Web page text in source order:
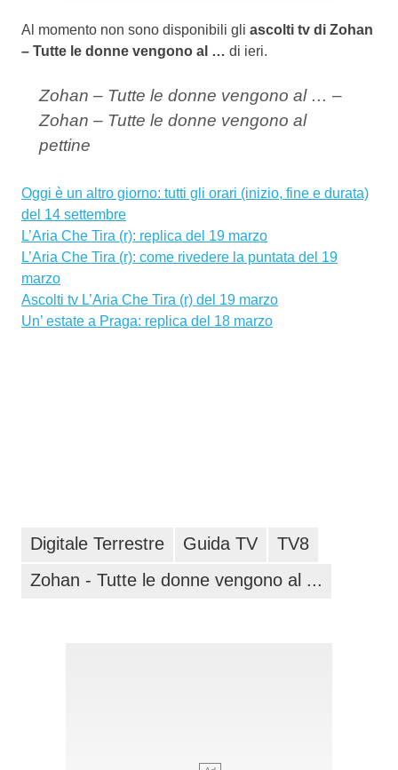
Al momento non sono disponibili gli ascolti tv di Zohan
– Tutte le donne vengono al … di ieri.
Zohan – Tutte le donne vengono al … –
Zohan – Tutte le donne vengono al
pettine
Oggi è un altro giorno: tutti gli orari (inizio, fine e durata)
del 14 settembre
L’Aria Che Tira (r): replica del 19 marzo
L’Aria Che Tira (r): come rivedere la puntata del 19
marzo
Ascolti tv L’Aria Che Tira (r) del 19 marzo
Un’ estate a Praga: replica del 18 marzo
Digitale Terrestre Guida TV
TV8
Zohan - Tutte le donne vengono al ...